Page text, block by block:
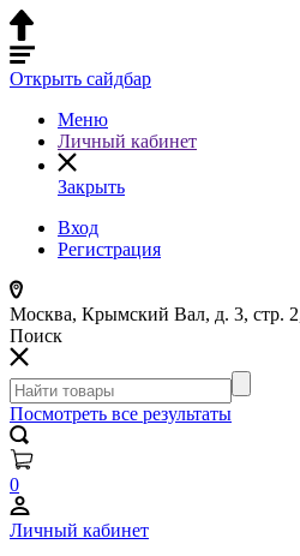
Открыть сайдбар
Меню
Личный кабинет
Закрыть
Вход
Регистрация
Москва, Крымский Вал, д. 3, стр.
Поиск
Посмотреть все результаты
0
Личный кабинет